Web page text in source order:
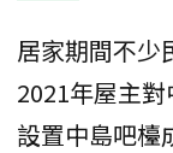
居家期間不少
2021年屋主
設置中島吧檯